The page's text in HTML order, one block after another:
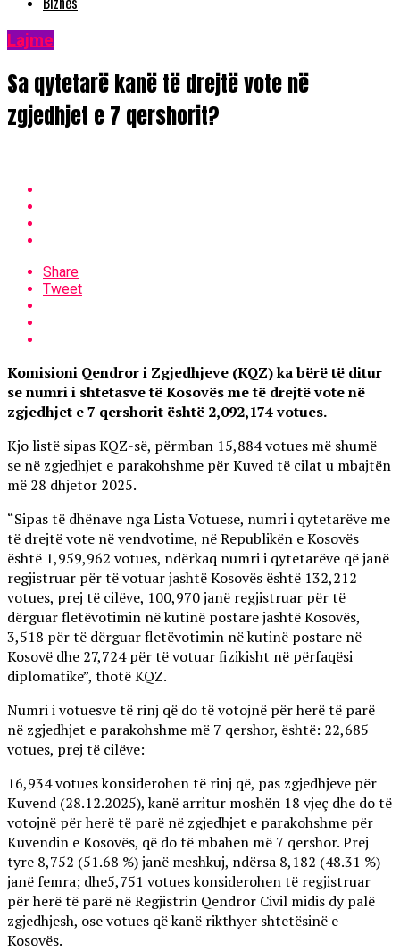
Lajme
Sa qytetarë kanë të drejtë vote në
zgjedhjet e 7 qershorit?
Share
Tweet
Komisioni Qendror i Zgjedhjeve (KQZ) ka bërë të ditur
se numri i shtetasve të Kosovës me të drejtë vote në
zgjedhjet e 7 qershorit është 2,092,174 votues.
Kjo listë sipas KQZ-së, përmban 15,884 votues më shumë
se në zgjedhjet e parakohshme për Kuved të cilat u mbajtën
më 28 dhjetor 2025.
“Sipas të dhënave nga Lista Votuese, numri i qytetarëve me
të drejtë vote në vendvotime, në Republikën e Kosovës
është 1,959,962 votues, ndërkaq numri i qytetarëve që janë
regjistruar për të votuar jashtë Kosovës është 132,212
votues, prej të cilëve, 100,970 janë regjistruar për të
dërguar fletëvotimin në kutinë postare jashtë Kosovës,
3,518 për të dërguar fletëvotimin në kutinë postare në
Kosovë dhe 27,724 për të votuar fizikisht në përfaqësi
diplomatike”, thotë KQZ.
Numri i votuesve të rinj që do të votojnë për herë të parë
në zgjedhjet e parakohshme më 7 qershor, është: 22,685
votues, prej të cilëve:
16,934 votues konsiderohen të rinj që, pas zgjedhjeve për
Kuvend (28.12.2025), kanë arritur moshën 18 vjeç dhe do të
votojnë për herë të parë në zgjedhjet e parakohshme për
Kuvendin e Kosovës, që do të mbahen më 7 qershor. Prej
tyre 8,752 (51.68 %) janë meshkuj, ndërsa 8,182 (48.31 %)
janë femra; dhe5,751 votues konsiderohen të regjistruar
për herë të parë në Regjistrin Qendror Civil midis dy palë
zgjedhjesh, ose votues që kanë rikthyer shtetësinë e
Kosovës.